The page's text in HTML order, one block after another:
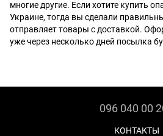
многие другие. Если хотите купить
Украине, тогда вы сделали
отправляет товары с доставкой.
уже через несколько дней посылка
096 040 00
КОНТАКТЫ